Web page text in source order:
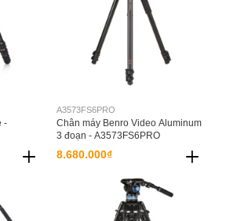
-
A3573FS6PRO
Chân máy Benro Video Aluminum
3 đoạn - A3573FS6PRO
8.680.000₫